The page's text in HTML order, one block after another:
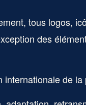
tous logos,
des
de